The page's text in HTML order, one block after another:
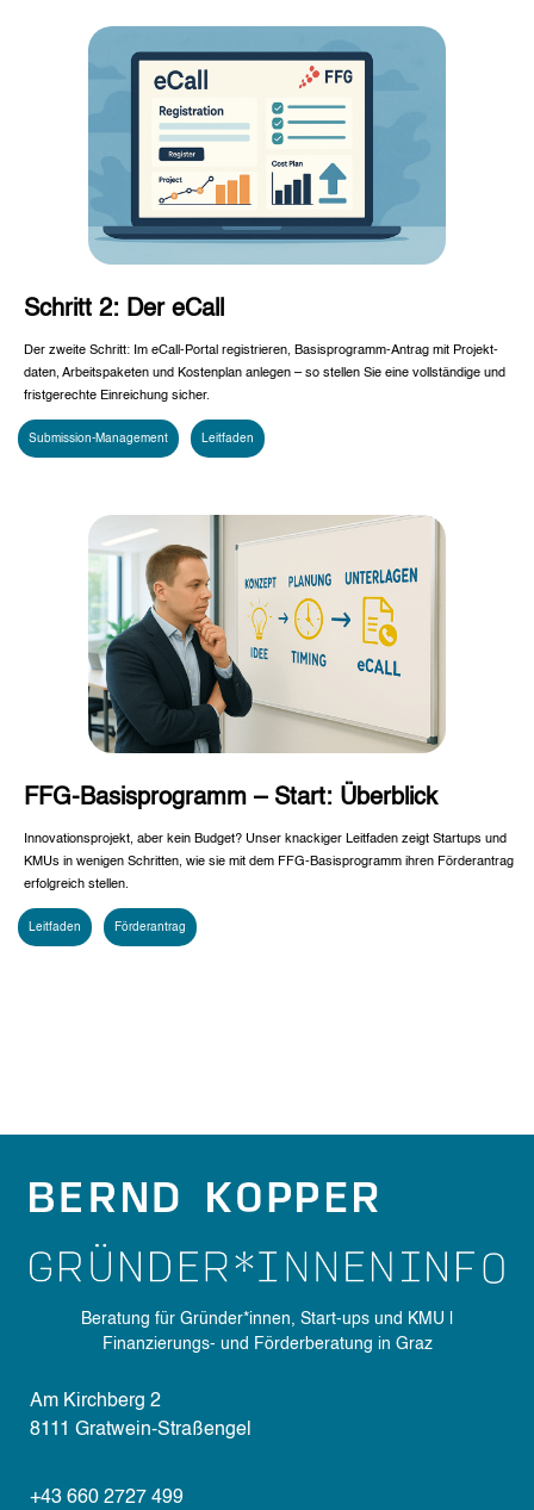
Schritt 2: Der eCall
Der zweite Schritt: Im eCall-Portal registrieren, Basisprogramm-Antrag mit Projekt­
daten, Arbeitspaketen und Kostenplan anlegen – so stellen Sie eine vollständige und
fristgerechte Einreichung sicher.
Submission-Management Leitfaden
FFG-Basisprogramm – Start: Überblick
Innovationsprojekt, aber kein Budget? Unser knackiger Leitfaden zeigt Startups und
KMUs in wenigen Schritten, wie sie mit dem FFG-Basisprogramm ihren Förderantrag
erfolgreich stellen.
Leitfaden Förderantrag
Beratung für Gründer*innen, Start-ups und KMU |
Finanzierungs- und Förderberatung in Graz
Am Kirchberg 2
8111 Gratwein-Straßengel
+43 660 2727 499